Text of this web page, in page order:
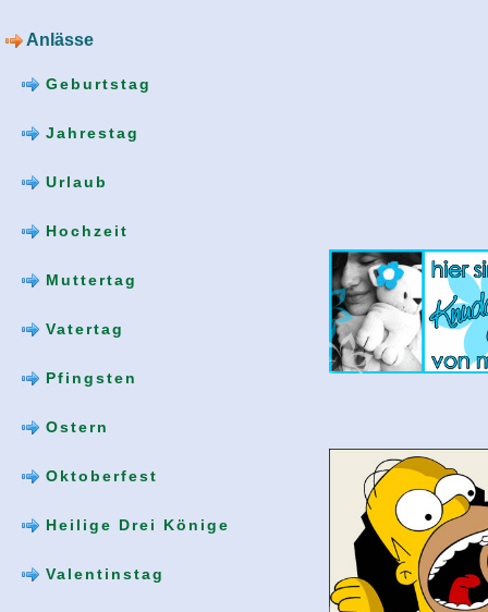
Anlässe
Geburtstag
Jahrestag
Urlaub
Hochzeit
Muttertag
Vatertag
Pfingsten
Ostern
Oktoberfest
Heilige Drei Könige
Valentinstag